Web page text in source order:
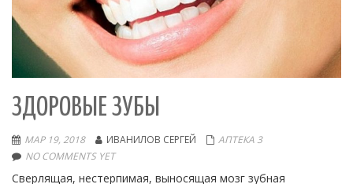
ЗДОРОВЫЕ ЗУБЫ
МАР 19, 2018 ИВАНИЛОВ СЕРГЕЙ
АПТЕКА 3
NO COMMENTS YET
Сверлящая, нестерпимая, выносящая мозг зубная